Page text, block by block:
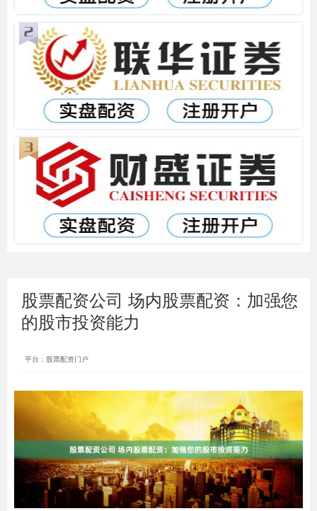
股票配资公司 场内股票配资：加强您
的股市投资能力
平台：股票配资门户